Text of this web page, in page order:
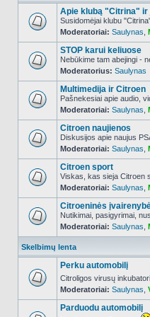
NO_UNREAD_POSTS
Apie klubą "Citrina" ir
Susidomėjai klubu
Moderatoriai: Saulynas
NO_UNREAD_POSTS
STOP karui keliuose
Nebūkime tam abejingi -
Moderatorius: Saulynas
NO_UNREAD_POSTS
Multimedija ir Citroen
Pašnekesiai apie audio,
Moderatoriai: Saulynas
NO_UNREAD_POSTS
Citroen naujienos
Diskusijos apie naujus
Moderatoriai: Saulynas
NO_UNREAD_POSTS
Citroen sport
Viskas, kas sieja Citroen
Moderatoriai: Saulynas
NO_UNREAD_POSTS
Citroeninės
Nutikimai, pasigyrimai,
Moderatoriai: Saulynas
Skelbimų lenta
NO_UNREAD_POSTS
Perku automobilį
Citroligos virusų
Moderatoriai: Saulynas
Parduodu automobilį